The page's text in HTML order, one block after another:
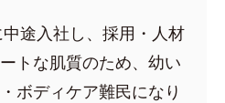
途入社し、採用・人材
トな肌質のため、幼い
ボディケア難民になり